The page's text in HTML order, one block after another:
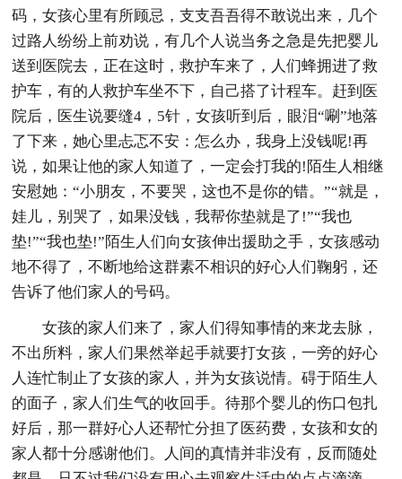
码，女孩心里有所顾忌，支支吾吾得不敢说出来，几个
过路人纷纷上前劝说，有几个人说当务之急是先把婴儿
送到医院去，正在这时，救护车来了，人们蜂拥进了救
护车，有的人救护车坐不下，自己搭了计程车。赶到医
院后，医生说要缝4，5针，女孩听到后，眼泪“唰”地落
了下来，她心里忐忑不安：怎么办，我身上没钱呢!再
说，如果让他的家人知道了，一定会打我的!陌生人相继
安慰她：“小朋友，不要哭，这也不是你的错。”“就是，
娃儿，别哭了，如果没钱，我帮你垫就是了!”“我也
垫!”“我也垫!”陌生人们向女孩伸出援助之手，女孩感动
地不得了，不断地给这群素不相识的好心人们鞠躬，还
告诉了他们家人的号码。
女孩的家人们来了，家人们得知事情的来龙去脉，
不出所料，家人们果然举起手就要打女孩，一旁的好心
人连忙制止了女孩的家人，并为女孩说情。碍于陌生人
的面子，家人们生气的收回手。待那个婴儿的伤口包扎
好后，那一群好心人还帮忙分担了医药费，女孩和女的
家人都十分感谢他们。人间的真情并非没有，反而随处